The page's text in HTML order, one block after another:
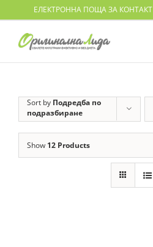
ЕЛЕКТРОННА ПОЩА ЗА КОНТАКТ
Sort by Подредба по
подразбиране
Show 12 Products